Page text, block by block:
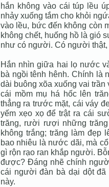
hắn không vào cái túp lều
nhảy xuống tắm cho khỏi
vào lều, bức đến không còn
không chết, huống hồ là gió
như có người. Có người thật,
Hắn nhìn giữa hai lọ nước
bà ngồi tênh hênh. Chính là
dài buông xõa xuống vai
cái mồm mụ há hốc lên
thẳng ra trước mặt, cái váy
yếm xẹo xọ để trật ra cái
trăng, rười rượi những
không trắng; trăng làm đẹp
bao nhiêu là nước dãi, mà
gì rộn rạo ran khắp người.
được? Ðáng nhẽ chính
cái người đàn bà dại dột đã
này.